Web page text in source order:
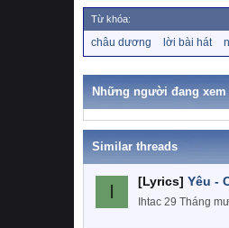
Từ khóa:
ừ
a
châu dương lời bài hát
Những người đang xem
Similar threads
I [Lyrics] Yêu -
Ihtac 29 Tháng